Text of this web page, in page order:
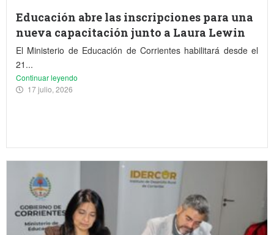
Educación abre las inscripciones para una
nueva capacitación junto a Laura Lewin
El Ministerio de Educación de Corrientes habilitará desde el
21...
Continuar leyendo
17 julio, 2026